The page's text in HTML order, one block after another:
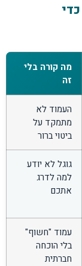
מה קורה בלי
זה
העמוד לא
מתמקד על
ביטוי ברור
גוגל לא יודע
למה לדרג
אתכם
עמוד "חשוף"
בלי הוכחה
חברתית